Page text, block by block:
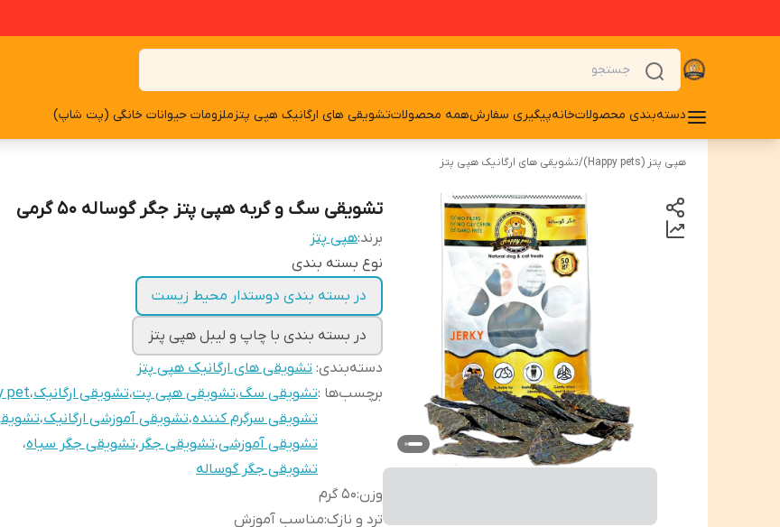
دسته‌بندی محصولاتخانهپیگیری سفارشهمه محصولاتتشویقی های ارگانیک هپی پتزملزومات حیوانات خانگی (پت شاپ)
هپی پتز (Happy pets) /تشویقی های ارگانیک هپی پتز
تشویقی سگ و گربه هپی پتز جگر گوساله ۵۰ گرمی
برند:هپی پتز
نوع بسته بندی
در بسته بندی دوستدار محیط زیست
در بسته بندی با چاپ و لیبل هپی پتز
دسته‌بندی: تشویقی های ارگانیک هپی پتز
برچسب‌ها :تشویقی سگ،تشویقی هپی پت،تشویقی ارگانیک،pet
تشویقی سرگرم کننده،تشویقی آموزشی ارگانیک،
تشویقی آموزشی،تشویقی جگر ،تشویقی جگر سیاه،
تشویقی جگر گوساله
وزن:۵۰ گرم
ترد و نازک:مناسب آموزش